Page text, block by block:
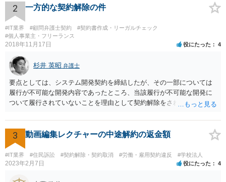
社」の代わりに「ABCウェブサービス」とか「ABCWS」を使う等で
す。
2 一方的な契約解除の件
#IT業界 #顧問弁護士契約
#契約書作成・リーガルチェック
#個人事業主・フリーランス
2018年11月17日 役にたった 4
杉井 英昭 弁護士
要点としては、システム開発契約を締結したが、その一部については
履行が不可能な開発内容であったところ、当該履行が不可能な開発に
ついて履行されていないことを理由として契約解除をされた。そこ
いうご質問であると理解しました。 まず、「物理的にできない開発で
一方的に契約不履行のように伝えられ」とのことですが、「物理的に
できない」と真に言えるのかどうか、なぜ「物理的にできない開発」
を請け負うことになったのかが問題です。 もし、「物理的にできな
い」という意味が、単に「契約に記載された納期では間に合わない」
3 動画編集レクチャーの中途解約の返金額
#IT業界 #住民訴訟 #契約解除・契約取消 #労働・雇用契約違反 #学校法人
2023年2月7日 役にたった 4